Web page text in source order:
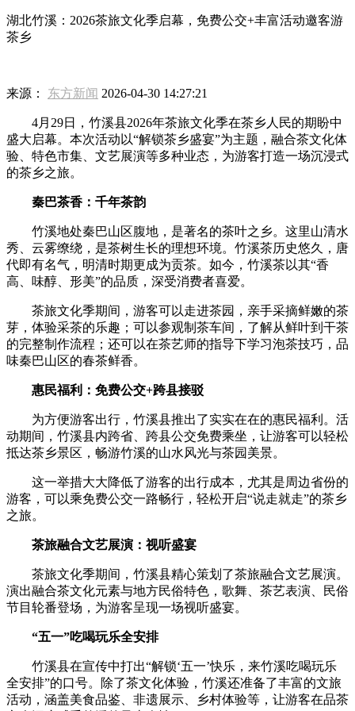
湖北竹溪：2026茶旅文化季启幕，免费公交+丰富活动邀客游
茶乡
来源： 东方新闻 2026-04-30 14:27:21
4月29日，竹溪县2026年茶旅文化季在茶乡人民的期盼中
盛大启幕。本次活动以“解锁茶乡盛宴”为主题，融合茶文化体
验、特色市集、文艺展演等多种业态，为游客打造一场沉浸式
的茶乡之旅。
秦巴茶香：千年茶韵
竹溪地处秦巴山区腹地，是著名的茶叶之乡。这里山清水
秀、云雾缭绕，是茶树生长的理想环境。竹溪茶历史悠久，唐
代即有名气，明清时期更成为贡茶。如今，竹溪茶以其“香
高、味醇、形美”的品质，深受消费者喜爱。
茶旅文化季期间，游客可以走进茶园，亲手采摘鲜嫩的茶
芽，体验采茶的乐趣；可以参观制茶车间，了解从鲜叶到干茶
的完整制作流程；还可以在茶艺师的指导下学习泡茶技巧，品
味秦巴山区的春茶鲜香。
惠民福利：免费公交+跨县接驳
为方便游客出行，竹溪县推出了实实在在的惠民福利。活
动期间，竹溪县内跨省、跨县公交免费乘坐，让游客可以轻松
抵达茶乡景区，畅游竹溪的山水风光与茶园美景。
这一举措大大降低了游客的出行成本，尤其是周边省份的
游客，可以乘免费公交一路畅行，轻松开启“说走就走”的茶乡
之旅。
茶旅融合文艺展演：视听盛宴
茶旅文化季期间，竹溪县精心策划了茶旅融合文艺展演。
演出融合茶文化元素与地方民俗特色，歌舞、茶艺表演、民俗
节目轮番登场，为游客呈现一场视听盛宴。
“五一”吃喝玩乐全安排
竹溪县在宣传中打出“解锁‘五一’快乐，来竹溪吃喝玩乐
全安排”的口号。除了茶文化体验，竹溪还准备了丰富的文旅
活动，涵盖美食品鉴、非遗展示、乡村体验等，让游客在品茶